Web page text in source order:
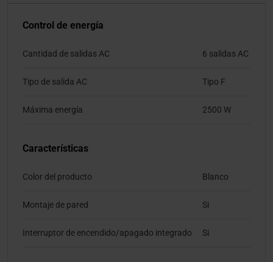
Control de energía
Cantidad de salidas AC 6 salidas AC
Tipo de salida AC Tipo F
Máxima energía 2500 W
Características
Color del producto Blanco
Montaje de pared Si
Interruptor de encendido/apagado integrado Si